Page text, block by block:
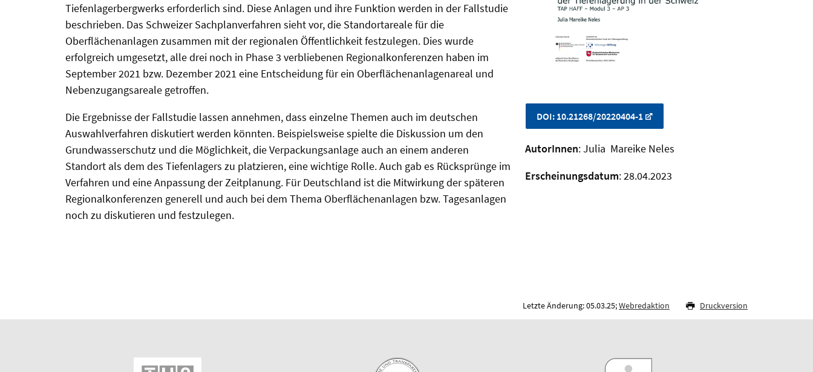
Tiefenlagerbergwerks erforderlich sind. Diese Anlagen und ihre Funktion werden in der Fallstudie
beschrieben. Das Schweizer Sachplanverfahren sieht vor, die Standortareale für die
Oberflächenanlagen zusammen mit der regionalen Öffentlichkeit festzulegen. Dies wurde
erfolgreich umgesetzt, alle drei noch in Phase 3 verbliebenen Regionalkonferenzen haben im
September 2021 bzw. Dezember 2021 eine Entscheidung für ein Oberflächenanlagenareal und
Nebenzugangsareale getroffen.
Die Ergebnisse der Fallstudie lassen annehmen, dass einzelne Themen auch im deutschen
Auswahlverfahren diskutiert werden könnten. Beispielsweise spielte die Diskussion um den
Grundwasserschutz und die Möglichkeit, die Verpackungsanlage auch an einem anderen
Standort als dem des Tiefenlagers zu platzieren, eine wichtige Rolle. Auch gab es Rücksprünge im
Verfahren und eine Anpassung der Zeitplanung. Für Deutschland ist die Mitwirkung der späteren
Regionalkonferenzen generell und auch bei dem Thema Oberflächenanlagen bzw. Tagesanlagen
noch zu diskutieren und festzulegen.
DOI: 10.21268/20220404-1
AutorInnen: Julia Mareike Neles
Erscheinungsdatum: 28.04.2023
Letzte Änderung: 05.03.25;Webredaktion Druckversion